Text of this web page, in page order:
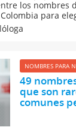
los nombres
para
los nombres
por los
NOMBRES PARA
49
que son
comunes